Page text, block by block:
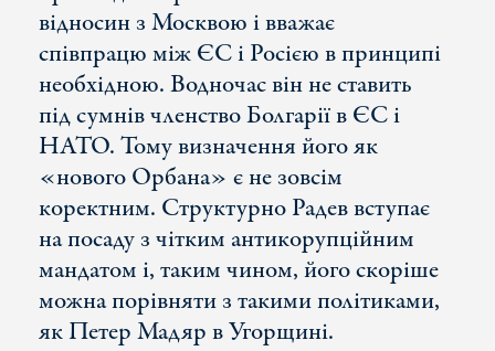
відносин з Москвою і вважає
співпрацю між ЄС і Росією в принципі
необхідною. Водночас він не ставить
під сумнів членство Болгарії в ЄС і
НАТО. Тому визначення його як
«нового Орбана» є не зовсім
коректним. Структурно Радев вступає
на посаду з чітким антикорупційним
мандатом і, таким чином, його скоріше
можна порівняти з такими політиками,
як Петер Мадяр в Угорщині.